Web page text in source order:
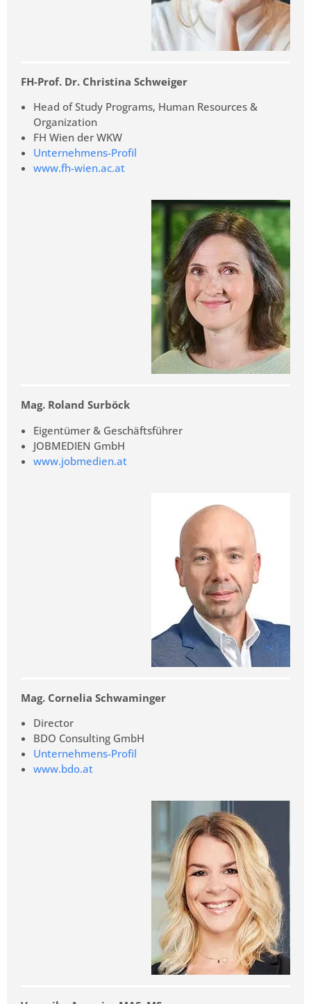
FH-Prof. Dr. Christina Schweiger
Head of Study Programs, Human Resources &
Organization
FH Wien der WKW
Unternehmens-Profil
www.fh-wien.ac.at
Mag. Roland Surböck
Eigentümer & Geschäftsführer
JOBMEDIEN GmbH
www.jobmedien.at
Mag. Cornelia Schwaminger
Director
BDO Consulting GmbH
Unternehmens-Profil
www.bdo.at